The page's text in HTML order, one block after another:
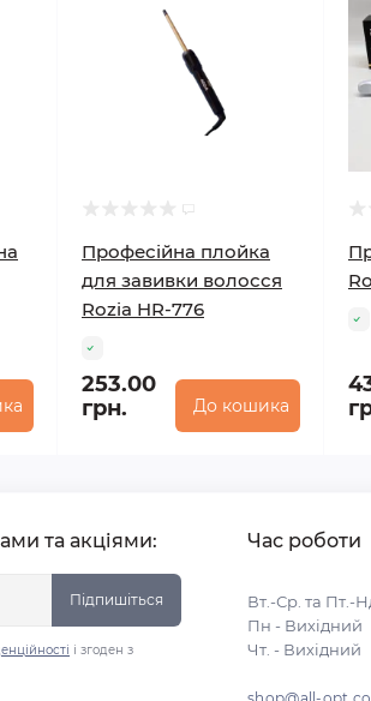
Професійна плойка
для завивки волосся
Rozia HR-776
253.00
грн.
До кошика
та акціями:
Підпишіться
і згоден з
Час роботи
Вт.-Ср. та Пт.-
Пн - Вихідний
Чт. - Вихідний